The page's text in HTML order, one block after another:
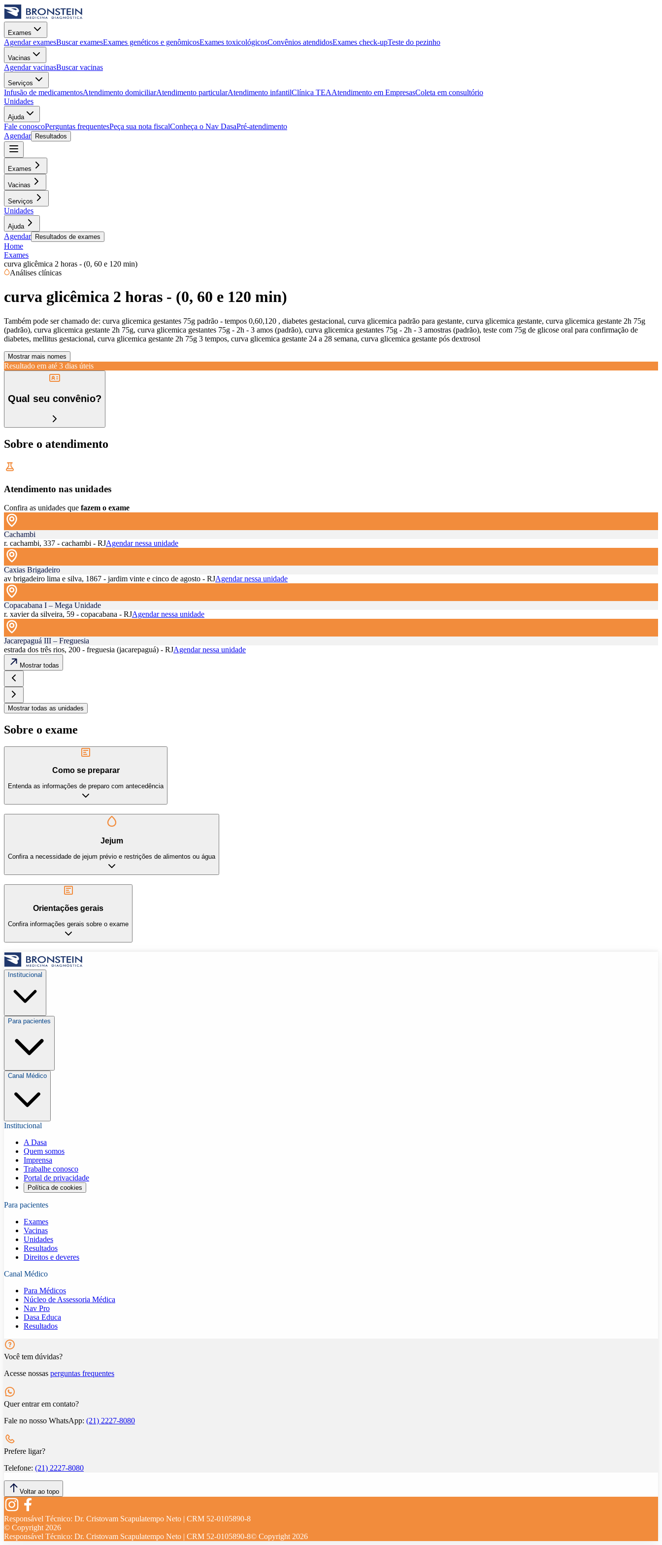
Exames
Agendar examesBuscar examesExames genéticos e genômicosExames toxicológicosConvênios atendidosExames check-upTeste do pezinho
Vacinas
Agendar vacinasBuscar vacinas
Serviços
Infusão de medicamentosAtendimento domiciliarAtendimento particularAtendimento infantilClínica TEAAtendimento em EmpresasColeta em consultório
Unidades
Ajuda
Fale conoscoPerguntas frequentesPeça sua nota fiscalConheça o Nav DasaPré-atendimento
Agendar
Resultados
Exames
Vacinas
Serviços
Unidades
Ajuda
Agendar Resultados de exames
Home
Exames
curva glicêmica 2 horas - (0, 60 e 120 min)
Análises clínicas
curva glicêmica 2 horas - (0, 60 e 120 min)
Também pode ser chamado de: curva glicemica gestantes 75g padrão - tempos 0,60,120 , diabetes gestacional, curva glicemica padrão para gestante, curva glicemica gestante, curva glicemica gestante 2h 75g
(padrão), curva glicemica gestante 2h 75g, curva glicemica gestantes 75g - 2h - 3 amos (padrão), curva glicemica gestantes 75g - 2h - 3 amostras (padrão), teste com 75g de glicose oral para confirmação de
diabetes, mellitus gestacional, curva glicemica gestante 2h 75g 3 tempos, curva glicemica gestante 24 a 28 semana, curva glicemica gestante pós dextrosol
Mostrar mais nomes
Resultado em até 3 dias úteis
Qual seu convênio?
Sobre o atendimento
Atendimento nas unidades
Confira as unidades que fazem o exame
Cachambi
r. cachambi, 337 - cachambi - RJAgendar nessa unidade
Caxias Brigadeiro
av brigadeiro lima e silva, 1867 - jardim vinte e cinco de agosto - RJAgendar nessa unidade
Copacabana I – Mega Unidade
r. xavier da silveira, 59 - copacabana - RJAgendar nessa unidade
Jacarepaguá III – Freguesia
estrada dos três rios, 200 - freguesia (jacarepaguá) - RJAgendar nessa unidade
Mostrar todas
Mostrar todas as unidades
Sobre o exame
Como se preparar
Entenda as informações de preparo com antecedência
Jejum
Confira a necessidade de jejum prévio e restrições de alimentos ou água
Orientações gerais
Confira informações gerais sobre o exame
Institucional
Para pacientes
Canal Médico
Institucional
A Dasa
Quem somos
Imprensa
Trabalhe conosco
Portal de privacidade
Política de cookies
Para pacientes
Exames
Vacinas
Unidades
Resultados
Direitos e deveres
Canal Médico
Para Médicos
Núcleo de Assessoria Médica
Nav Pro
Dasa Educa
Resultados
Você tem dúvidas?
Acesse nossas perguntas frequentes
Quer entrar em contato?
Fale no nosso WhatsApp: (21) 2227-8080
Prefere ligar?
Telefone: (21) 2227-8080
Voltar ao topo
Responsável Técnico: Dr. Cristovam Scapulatempo Neto | CRM 52-0105890-8
© Copyright 2026
Responsável Técnico: Dr. Cristovam Scapulatempo Neto | CRM 52-0105890-8© Copyright 2026